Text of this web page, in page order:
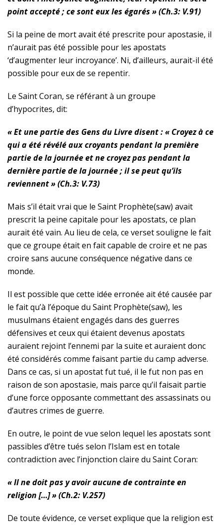
point accepté ; ce sont eux les égarés » (Ch.3: V.91)
Si la peine de mort avait été prescrite pour apostasie, il
n’aurait pas été possible pour les apostats
‘d’augmenter leur incroyance’. Ni, d’ailleurs, aurait-il été
possible pour eux de se repentir.
Le Saint Coran, se référant à un groupe
d’hypocrites, dit:
« Et une partie des Gens du Livre disent : « Croyez à ce
qui a été révélé aux croyants pendant la première
partie de la journée et ne croyez pas pendant la
dernière partie de la journée ; il se peut qu’ils
reviennent » (Ch.3: V.73)
Mais s’il était vrai que le Saint Prophète(saw) avait
prescrit la peine capitale pour les apostats, ce plan
aurait été vain. Au lieu de cela, ce verset souligne le fait
que ce groupe était en fait capable de croire et ne pas
croire sans aucune conséquence négative dans ce
monde.
Il est possible que cette idée erronée ait été causée par
le fait qu’à l’époque du Saint Prophète(saw), les
musulmans étaient engagés dans des guerres
défensives et ceux qui étaient devenus apostats
auraient rejoint l’ennemi par la suite et auraient donc
été considérés comme faisant partie du camp adverse.
Dans ce cas, si un apostat fut tué, il le fut non pas en
raison de son apostasie, mais parce qu’il faisait partie
d’une force opposante commettant des assassinats ou
d’autres crimes de guerre.
En outre, le point de vue selon lequel les apostats sont
passibles d’être tués selon l’Islam est en totale
contradiction avec l’injonction claire du Saint Coran:
« Il ne doit pas y avoir aucune de contrainte en
religion […] » (Ch.2: V.257)
De toute évidence, ce verset explique que la religion est